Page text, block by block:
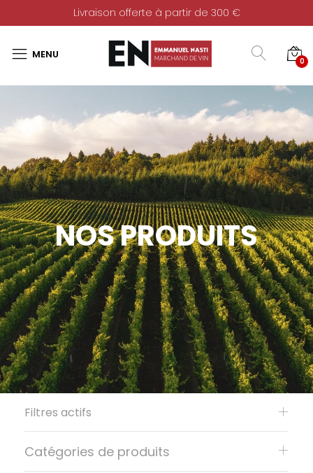
Livraison offerte à partir de 300 €
0
NOS PRODUITS
Filtres actifs
Catégories de produits